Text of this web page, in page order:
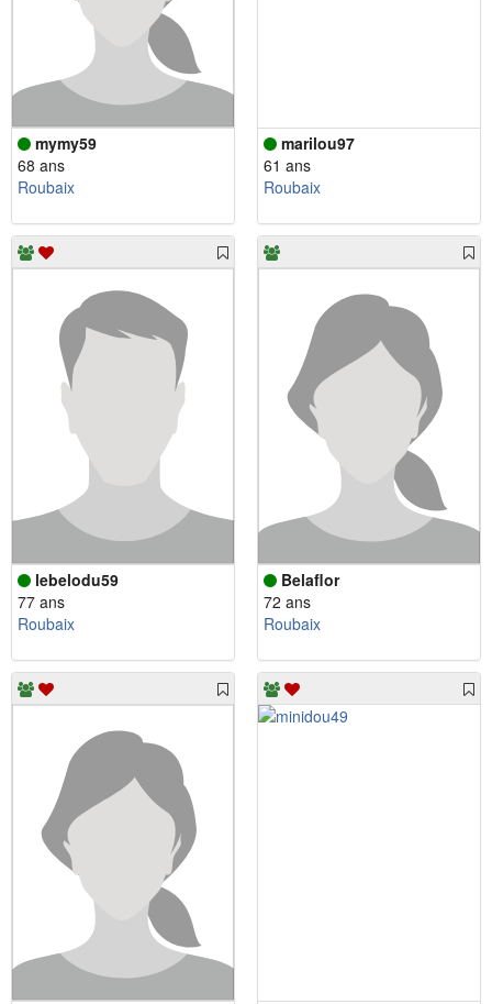
mymy59
68 ans
Roubaix
marilou97
61 ans
Roubaix
lebelodu59
77 ans
Roubaix
Belaflor
72 ans
Roubaix